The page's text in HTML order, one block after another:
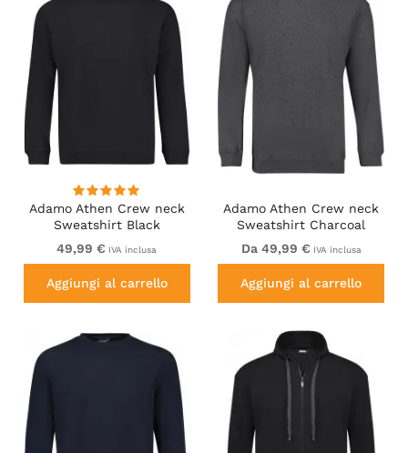
Adamo Athen Crew neck
Sweatshirt Black
49,99 € IVA inclusa
Aggiungi al carrello
Adamo Athen Crew neck
Sweatshirt Charcoal
Da 49,99 € IVA inclusa
Aggiungi al carrello